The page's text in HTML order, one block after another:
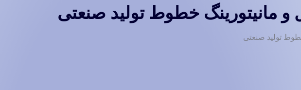
مانیتورینگ خطوط تولید صنعتی
تولید صنعتی